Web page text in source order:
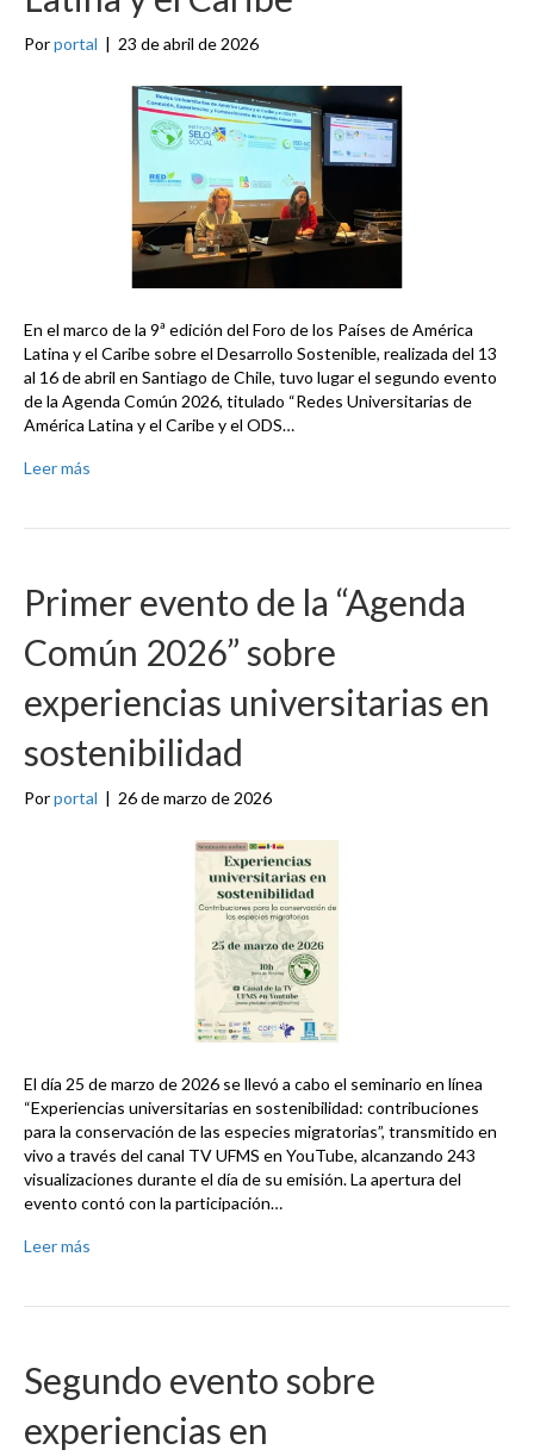
Porportal | 23 de abril de 2026
En el marco de la 9ª edición del Foro de los Países de América
Latina y el Caribe sobre el Desarrollo Sostenible, realizada del 13
al 16 de abril en Santiago de Chile, tuvo lugar el segundo evento
de la Agenda Común 2026, titulado “Redes Universitarias de
América Latina y el Caribe y el ODS…
Leer más
Primer evento de la “Agenda
Común 2026” sobre
experiencias universitarias en
sostenibilidad
Porportal | 26 de marzo de 2026
El día 25 de marzo de 2026 se llevó a cabo el seminario en línea
“Experiencias universitarias en sostenibilidad: contribuciones
para la conservación de las especies migratorias”, transmitido en
vivo a través del canal TV UFMS en YouTube, alcanzando 243
visualizaciones durante el día de su emisión. La apertura del
evento contó con la participación…
Leer más
Segundo evento sobre
experiencias en